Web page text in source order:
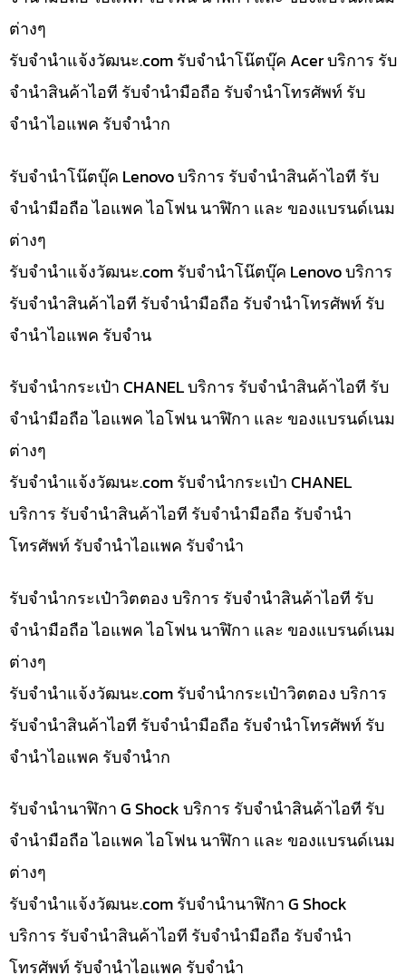
ต่างๆ
รับจํานําแจ้งวัฒนะ.com รับจำนำโน๊ตบุ๊ค Acer บริการ รับ
จำนำสินค้าไอที รับจำนำมือถือ รับจำนำโทรศัพท์ รับ
จำนำไอแพค รับจำนำก
รับจำนำโน๊ตบุ๊ค Lenovo บริการ รับจำนำสินค้าไอที รับ
จำนำมือถือ ไอแพค ไอโฟน นาฬิกา และ ของแบรนด์เนม
ต่างๆ
รับจํานําแจ้งวัฒนะ.com รับจำนำโน๊ตบุ๊ค Lenovo บริการ
รับจำนำสินค้าไอที รับจำนำมือถือ รับจำนำโทรศัพท์ รับ
จำนำไอแพค รับจำน
รับจำนำกระเป๋า CHANEL บริการ รับจำนำสินค้าไอที รับ
จำนำมือถือ ไอแพค ไอโฟน นาฬิกา และ ของแบรนด์เนม
ต่างๆ
รับจํานําแจ้งวัฒนะ.com รับจำนำกระเป๋า CHANEL
บริการ รับจำนำสินค้าไอที รับจำนำมือถือ รับจำนำ
โทรศัพท์ รับจำนำไอแพค รับจำนำ
รับจำนำกระเป๋าวิตตอง บริการ รับจำนำสินค้าไอที รับ
จำนำมือถือ ไอแพค ไอโฟน นาฬิกา และ ของแบรนด์เนม
ต่างๆ
รับจํานําแจ้งวัฒนะ.com รับจำนำกระเป๋าวิตตอง บริการ
รับจำนำสินค้าไอที รับจำนำมือถือ รับจำนำโทรศัพท์ รับ
จำนำไอแพค รับจำนำก
รับจำนำนาฬิกา G Shock บริการ รับจำนำสินค้าไอที รับ
จำนำมือถือ ไอแพค ไอโฟน นาฬิกา และ ของแบรนด์เนม
ต่างๆ
รับจํานําแจ้งวัฒนะ.com รับจำนำนาฬิกา G Shock
บริการ รับจำนำสินค้าไอที รับจำนำมือถือ รับจำนำ
โทรศัพท์ รับจำนำไอแพค รับจำนำ